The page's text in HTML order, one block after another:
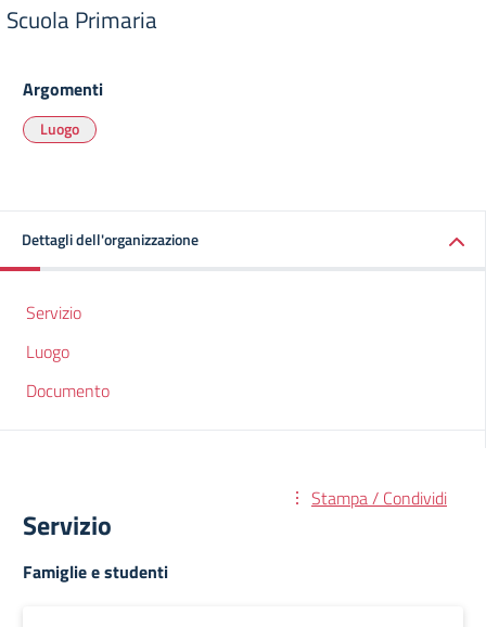
Scuola Primaria
Argomenti
Luogo
Dettagli dell'organizzazione
Servizio
Luogo
Documento
Stampa / Condividi
Servizio
Famiglie e studenti